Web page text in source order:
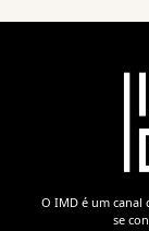
O IMD é um canal
se